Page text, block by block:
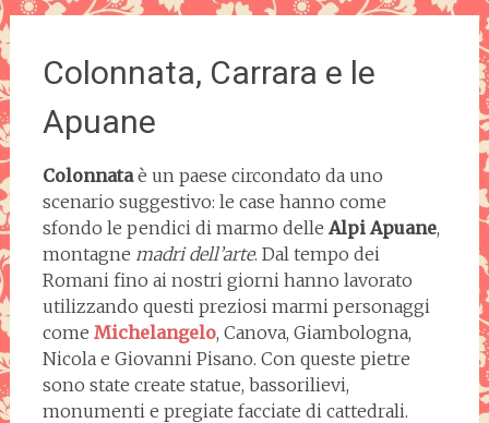
Colonnata, Carrara e le
Apuane
Colonnataè un paese circondato da uno
scenario suggestivo: le case hanno come
sfondo le pendici di marmo delle Alpi Apuane,
montagne madri dell’arte. Dal tempo dei
Romani fino ai nostri giorni hanno lavorato
utilizzando questi preziosi marmi personaggi
come Michelangelo, Canova, Giambologna,
Nicola e Giovanni Pisano. Con queste pietre
sono state create statue, bassorilievi,
monumenti e pregiate facciate di cattedrali.